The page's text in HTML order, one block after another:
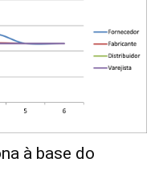
à base do